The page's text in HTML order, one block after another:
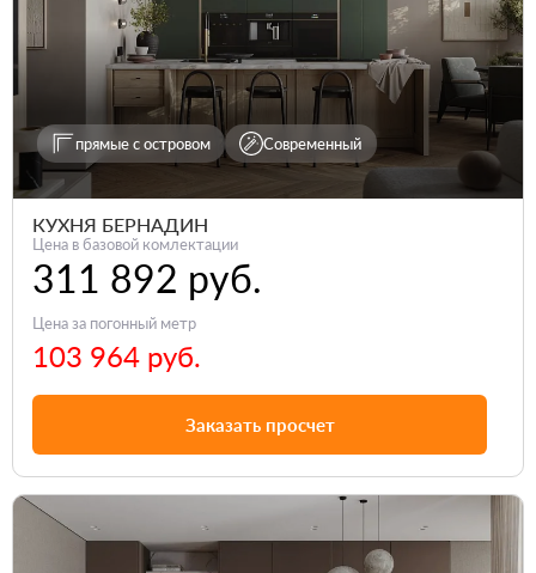
прямые с островом Современный
КУХНЯ БЕРНАДИН
Цена в базовой комлектации
311 892 руб.
Цена за погонный метр
103 964 руб.
Заказать просчет